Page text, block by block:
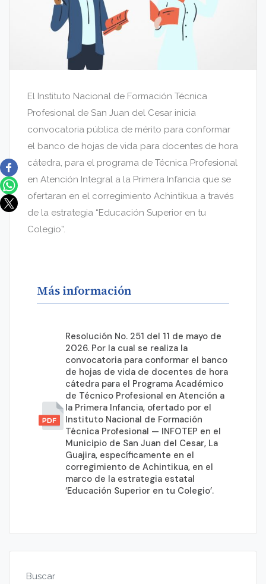
El Instituto Nacional de Formación Técnica
Profesional de San Juan del Cesar inicia
convocatoria pública de mérito para conformar
el banco de hojas de vida para docentes de hora
cátedra, para el programa de Técnica Profesional
en Atención Integral a la Primera Infancia que se
ofertaran en el corregimiento Achintikua a través
de la estrategia “Educación Superior en tu
Colegio”.
Más información
Resolución No. 251 del 11 de mayo de
2026. Por la cual se realiza la
convocatoria para conformar el banco
de hojas de vida de docentes de hora
cátedra para el Programa Académico
de Técnico Profesional en Atención a
la Primera Infancia, ofertado por el
Instituto Nacional de Formación
Técnica Profesional — INFOTEP en el
Municipio de San Juan del Cesar, La
Guajira, específicamente en el
corregimiento de Achintikua, en el
marco de la estrategia estatal
‘Educación Superior en tu Colegio’.
Buscar